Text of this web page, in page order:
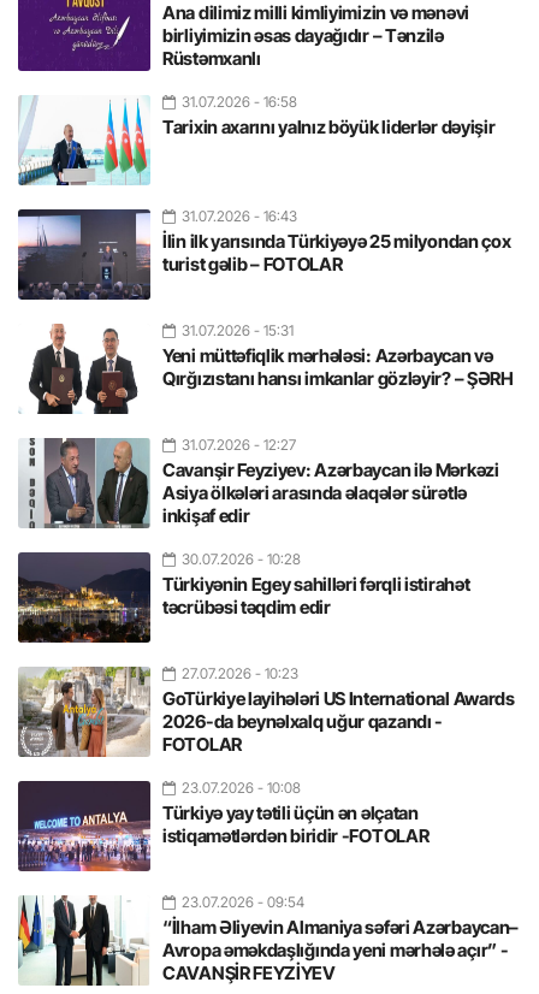
Ana dilimiz milli kimliyimizin və mənəvi
birliyimizin əsas dayağıdır – Tənzilə
Rüstəmxanlı
31.07.2026 - 16:58
Tarixin axarını yalnız böyük liderlər dəyişir
31.07.2026 - 16:43
İlin ilk yarısında Türkiyəyə 25 milyondan çox
turist gəlib – FOTOLAR
31.07.2026 - 15:31
Yeni müttəfiqlik mərhələsi: Azərbaycan və
Qırğızıstanı hansı imkanlar gözləyir? – ŞƏRH
31.07.2026 - 12:27
Cavanşir Feyziyev: Azərbaycan ilə Mərkəzi
Asiya ölkələri arasında əlaqələr sürətlə
inkişaf edir
30.07.2026 - 10:28
Türkiyənin Egey sahilləri fərqli istirahət
təcrübəsi təqdim edir
27.07.2026 - 10:23
GoTürkiye layihələri US International Awards
2026-da beynəlxalq uğur qazandı -
FOTOLAR
23.07.2026 - 10:08
Türkiyə yay tətili üçün ən əlçatan
istiqamətlərdən biridir -FOTOLAR
23.07.2026 - 09:54
“İlham Əliyevin Almaniya səfəri Azərbaycan–
Avropa əməkdaşlığında yeni mərhələ açır” -
CAVANŞİR FEYZİYEV